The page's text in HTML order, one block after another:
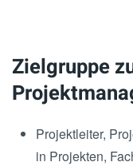
Zielgruppe
Projektleiter,
in Projekten,